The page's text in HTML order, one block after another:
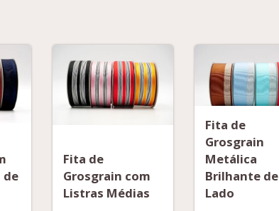
de
Fita de
Grosgrain com
Listras Médias
Fita de
Grosgrain
Metálica
Brilhante de
Lado